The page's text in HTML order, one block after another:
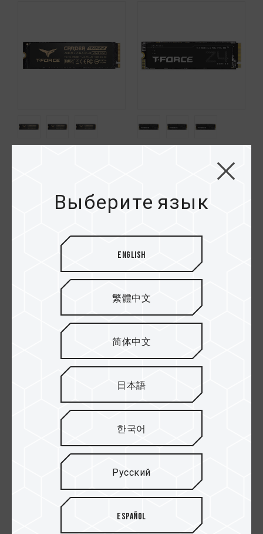
Z44A7 M.2 PCIe 4.0
Z44A5 M.2 PCIe 4.0
SSD
Выберите язык
English
繁體中文
简体中文
日本語
한국어
Русский
Español